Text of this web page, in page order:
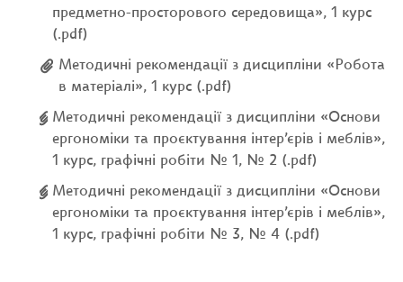
предметно-просторового середовища», 1 курс
(.pdf)
Методичні рекомендації з дисципліни «Робота
в матеріалі», 1 курс (.pdf)
Методичні рекомендації з дисципліни «Основи
ергономіки та проєктування інтер’єрів і меблів»,
1 курс, графічні робіти № 1, № 2 (.pdf)
Методичні рекомендації з дисципліни «Основи
ергономіки та проєктування інтер’єрів і меблів»,
1 курс, графічні робіти № 3, № 4 (.pdf)